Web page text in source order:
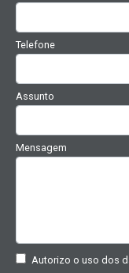
Telefone
Assunto
Mensagem
Autorizo o uso dos